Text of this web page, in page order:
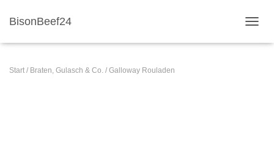
BisonBeef24
Start / Braten, Gulasch & Co. / Galloway Rouladen